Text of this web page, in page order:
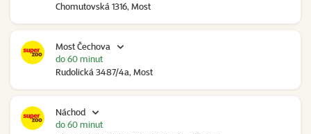
Chomutovská 1316, Most
Most Čechova
Rudolická 3487/4a, Most
do 60 minut
Náchod
do 60 minut